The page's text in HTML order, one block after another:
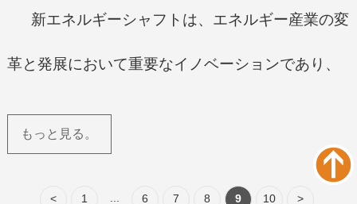
な技術
新エネルギーシャフトは、エネルギー産業の変
革と発展において重要なイノベーションであり、
提供しています。従来のエンジンシャフトは主に
石油や石炭などの化石燃料に基づいていますが、
もっと見る。
< 1 6 7 8 9 10 >